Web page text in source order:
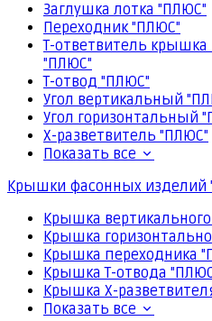
Заглушка лотка "ПЛЮС"
Переходник "ПЛЮС"
Т-ответвитель
"ПЛЮС"
Т-отвод "ПЛЮС"
Угол вертикальный
Угол горизонтальный
Х-разветвитель "ПЛЮС"
Показать все
Крышки фасонных изделий
Крышка
Крышка
Крышка переходника
Крышка Т-отвода
Крышка Х-
Показать все